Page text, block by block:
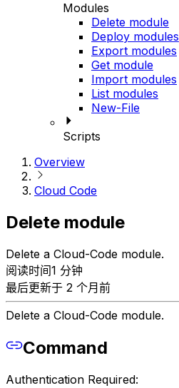
Modules
Delete module
Deploy modules
Export modules
Get module
Import modules
List modules
New-File
Scripts
Overview
Cloud Code
Delete module
Delete a Cloud-Code module.
阅读时间1 分钟
最后更新于 2 个月前
Delete a Cloud-Code module.
Command
Authentication Required: